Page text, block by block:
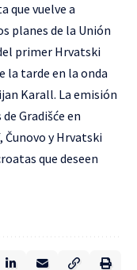
que vuelve a
planes de la Unión
primer Hrvatski
la tarde en la onda
Karall. La emisión
Gradišće en
Čunovo y Hrvatski
que deseen